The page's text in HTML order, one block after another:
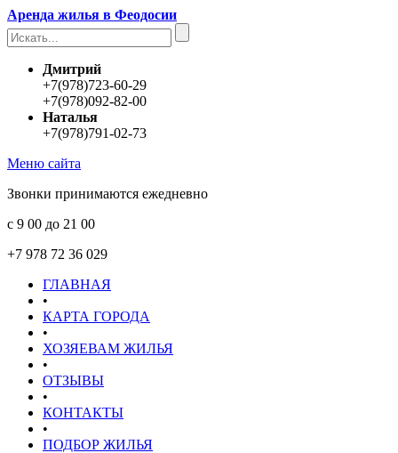
Аренда жилья в Феодосии
Дмитрий
+7(978)723-60-29
+7(978)092-82-00
Наталья
+7(978)791-02-73
Меню сайта
Звонки принимаются ежедневно
с 9 00 до 21 00
+7 978 72 36 029
ГЛАВНАЯ
•
КАРТА ГОРОДА
•
ХОЗЯЕВАМ ЖИЛЬЯ
•
ОТЗЫВЫ
•
КОНТАКТЫ
•
ПОДБОР ЖИЛЬЯ